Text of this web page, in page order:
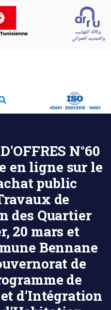
N°60
en ligne sur le
public
de
des Quartier
20 mars et
Bennane
de
de
d’Intégration